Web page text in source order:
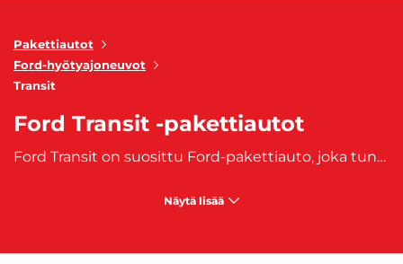
Pakettiautot
Ford-hyötyajoneuvot
Transit
Ford Transit -pakettiautot
Ford Transit on suosittu Ford-pakettiauto, joka tunnetaan laadukkaana ja suosittuna hyötyajoneuvona yhdessä Fordin toisen paketitautomallin,
Näytä lisää